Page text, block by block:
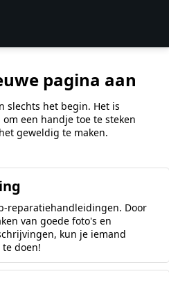
pagina aan
slechts het begin. Het is
een handje toe te steken
geweldig te maken.
reparatiehandleidingen. Door
van goede foto's en
kun je iemand
doen!